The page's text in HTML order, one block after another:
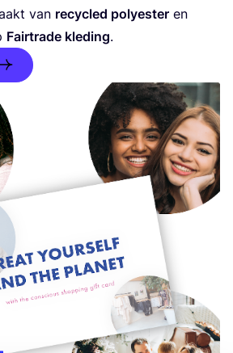
van recy­cled poly­es­ter en
Fair­t­ra­de kle­ding.